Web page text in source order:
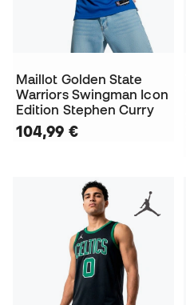
Maillot Golden State
Warriors Swingman Icon
Edition Stephen Curry
104,99 €